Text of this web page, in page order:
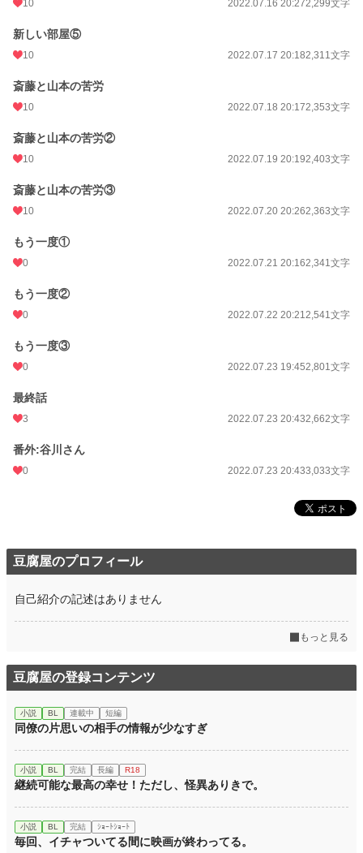
10 2022.07.16 20:272,299文字
新しい部屋⑤
10 2022.07.17 20:182,311文字
斎藤と山本の苦労
10 2022.07.18 20:172,353文字
斎藤と山本の苦労②
10 2022.07.19 20:192,403文字
斎藤と山本の苦労③
10 2022.07.20 20:262,363文字
もう一度①
0 2022.07.21 20:162,341文字
もう一度②
0 2022.07.22 20:212,541文字
もう一度③
0 2022.07.23 19:452,801文字
最終話
3 2022.07.23 20:432,662文字
番外:谷川さん
0 2022.07.23 20:433,033文字
豆腐屋のプロフィール
自己紹介の記述はありません
もっと見る
豆腐屋の登録コンテンツ
小説 BL 連載中 短編
同僚の片思いの相手の情報が少なすぎ
小説 BL 完結 長編 R18
継続可能な最高の幸せ！ただし、怪異ありきで。
小説 BL 完結 ｼｮｰﾄｼｮｰﾄ
毎回、イチャついてる間に映画が終わってる。